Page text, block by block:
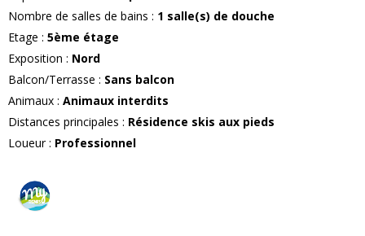
Nombre de salles de bains : 1 salle(s) de douche
Etage : 5ème étage
Exposition : Nord
Balcon/Terrasse : Sans balcon
Animaux : Animaux interdits
Distances principales : Résidence skis aux pieds
Loueur: Professionnel